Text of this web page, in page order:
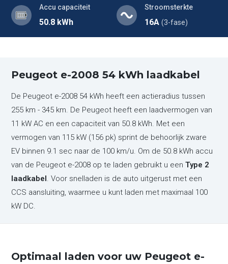
Accu capaciteit
50.8 kWh
Stroomsterkte
16A (3-fase)
Peugeot e-2008 54 kWh laadkabel
De Peugeot e-2008 54 kWh heeft een actieradius tussen
255 km - 345 km. De Peugeot heeft een laadvermogen van
11 kW AC en een capaciteit van 50.8 kWh. Met een
vermogen van 115 kW (156 pk) sprint de behoorlijk zware
EV binnen 9.1 sec naar de 100 km/u. Om de 50.8 kWh accu
van de Peugeot e-2008 op te laden gebruikt u eenType 2
laadkabel. Voor snelladen is de auto uitgerust met een
CCS aansluiting, waarmee u kunt laden met maximaal 100
kW DC.
Optimaal laden voor uw Peugeot e-